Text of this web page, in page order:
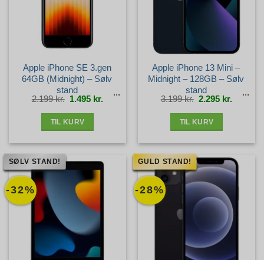
Apple iPhone SE 3.gen
64GB (Midnight) – Sølv
stand
2.199kr. Den
oprindelige
pris
1.495 kr.Den
aktuelle
pris
TIL KURV
Apple iPhone 13 Mini –
Midnight – 128GB – Sølv
stand
3.199kr. Den
oprindelige
pris
2.295 kr.Den
aktuelle
pris
TIL KURV
-32%
SØLV STAND!
-28%
GULD STAND!